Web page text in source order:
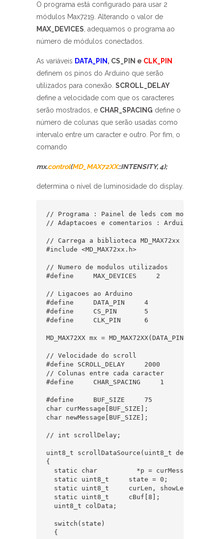
O programa está configurado para usar 2
módulos Max7219. Alterando o valor de
MAX_DEVICES , adequamos o programa ao
número de módulos conectados.
As variáveis DATA_PIN , CS_PIN e CLK_PIN
definem os pinos do Arduino que serão
utilizados para conexão. SCROLL_DELAY
define a velocidade com que os caracteres
serão mostrados, e CHAR_SPACING define o
número de colunas que serão usadas como
intervalo entre um caracter e outro. Por fim, o
comando
mx.control(MD_MAX72XX::INTENSITY, 4);
determina o nível de luminosidade do display.
// Programa : Painel de leds com modulo
// Adaptacoes e comentarios : Arduino e
// Carrega a biblioteca MD_MAX72xx
#include <MD_MAX72xx.h>
// Numero de modulos utilizados
#define     MAX_DEVICES     2
// Ligacoes ao Arduino
#define     DATA_PIN     4
#define     CS_PIN       5
#define     CLK_PIN      6
MD_MAX72XX mx = MD_MAX72XX(DATA_PIN,
// Velocidade do scroll
#define SCROLL_DELAY     2000
// Colunas entre cada caracter
#define     CHAR_SPACING     1
#define     BUF_SIZE     75
char curMessage[BUF_SIZE];
char newMessage[BUF_SIZE];
// int scrollDelay;
uint8_t scrollDataSource(uint8_t dev,
{
  static char          *p = curMessage;
  static uint8_t     state = 0;
  static uint8_t     curLen, showLen;
  static uint8_t     cBuf[8];
  uint8_t colData;
  switch(state)
  {